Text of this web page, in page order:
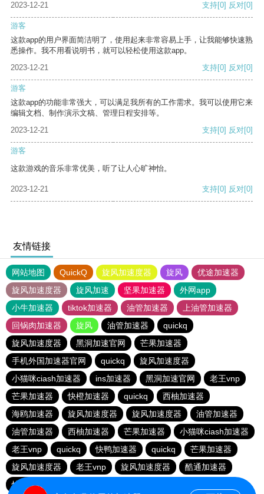
2023-12-21 支持[0] 反对[0]
游客
这款app的用户界面简洁明了，使用起来非常容易上手，让我能够快速熟
悉操作。我不用看说明书，就可以轻松使用这款app。
2023-12-21
支持[0] 反对[0]
游客
这款app的功能非常强大，可以满足我所有的工作需求。我可以使用它来
编辑文档、制作演示文稿、管理日程安排等。
2023-12-21
支持[0] 反对[0]
游客
这款游戏的音乐非常优美，听了让人心旷神怡。
2023-12-21 支持[0] 反对[0]
友情链接
网站地图 QuickQ 旋风加速度器 旋风
优途加速器
旋风加速度器
旋风加速 坚果加速器
外网app
小牛加速器
tiktok加速器 油管加速器
上油管加速器
回锅肉加速器
旋风 油管加速器
quickq
旋风加速度器
黑洞加速官网
芒果加速器
手机外国加速器官网
quickq
旋风加速度器
小猫咪ciash加速器
ins加速器 黑洞加速官网
老王vnp
芒果加速器
快橙加速器 quickq
西柚加速器
海鸥加速器
旋风加速度器 旋风加速度器
油管加速器
油管加速器
西柚加速器 芒果加速器
小猫咪ciash加速器
老王vnp
quickq 快鸭加速器 quickq
芒果加速器
旋风加速度器
老王vnp 旋风加速度器
酷通加速器
快橙加速器